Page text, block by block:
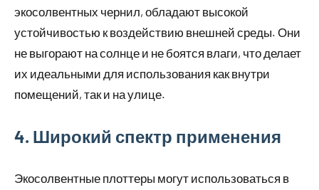
экосолвентных чернил, обладают высокой
устойчивостью к воздействию внешней среды. Они
не выгорают на солнце и не боятся влаги, что делает
их идеальными для использования как внутри
помещений, так и на улице.
4. Широкий спектр применения
Экосолвентные плоттеры могут использоваться в